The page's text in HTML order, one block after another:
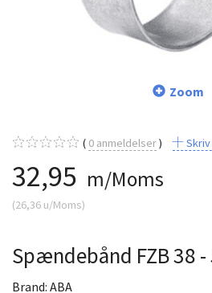
Zoom
0 anmeldelser
32,95 m/Moms
(26,36 u/Moms)
Spændebånd FZB 38 -
Brand: ABA